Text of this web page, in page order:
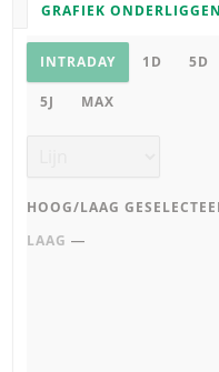
GRAFIEK
Grafiek
GRAFIEK INSTELLINGEN
INTRADAY
1D 5D
5J MAX
HOOG/LAAG
LAAG ―